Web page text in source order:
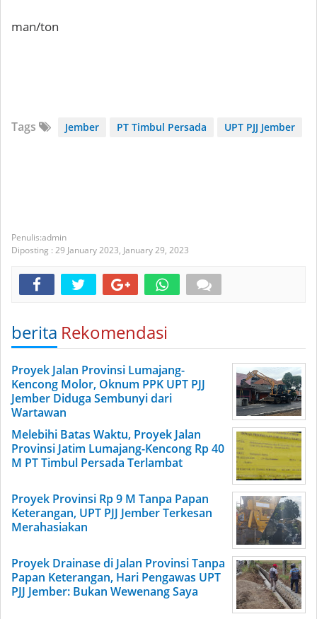
man/ton
Tags Jember PT Timbul Persada UPT PJJ Jember
admin
Diposting : 29 January 2023, January 29, 2023
berita Rekomendasi
Proyek Jalan Provinsi Lumajang-
Kencong Molor, Oknum PPK UPT PJJ
Jember Diduga Sembunyi dari
Wartawan
Melebihi Batas Waktu, Proyek Jalan
Provinsi Jatim Lumajang-Kencong Rp 40
M PT Timbul Persada Terlambat
Proyek Provinsi Rp 9 M Tanpa Papan
Keterangan, UPT PJJ Jember Terkesan
Merahasiakan
Proyek Drainase di Jalan Provinsi Tanpa
Papan Keterangan, Hari Pengawas UPT
PJJ Jember: Bukan Wewenang Saya